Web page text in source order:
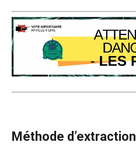
Méthode d’extraction